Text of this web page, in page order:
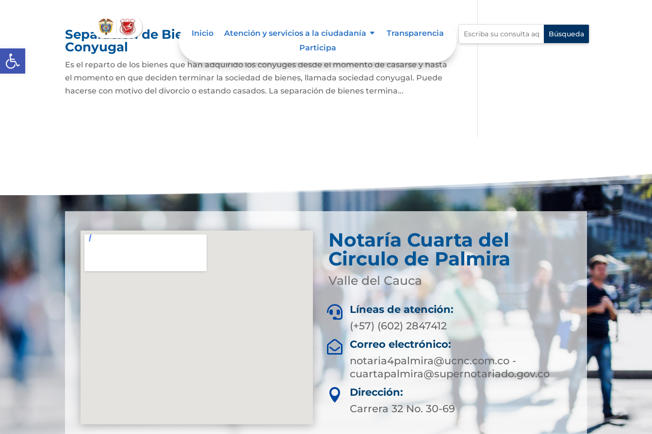
Abrir barra de herramientas
Inicio Atención y servicios a la ciudadanía
Transparencia
Participa
Separación de Bienes o Liquidación de Sociedad
Conyugal
Es el reparto de los bienes que han adquirido los cónyuges desde el momento de casarse y hasta
el momento en que deciden terminar la sociedad de bienes, llamada sociedad conyugal. Puede
hacerse con motivo del divorcio o estando casados. La separación de bienes termina...
Notaría Cuarta del
Circulo de Palmira
Valle del Cauca

Líneas de atención:
(+57) (602) 2847412

Correo electrónico:
notaria4palmira@ucnc.com.co -
cuartapalmira@supernotariado.gov.co

Dirección:
Carrera 32 No. 30-69